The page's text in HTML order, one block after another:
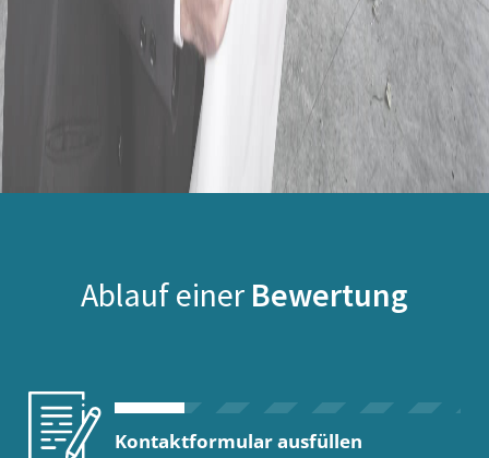
Ablauf einer Bewertung
Kontaktformular ausfüllen